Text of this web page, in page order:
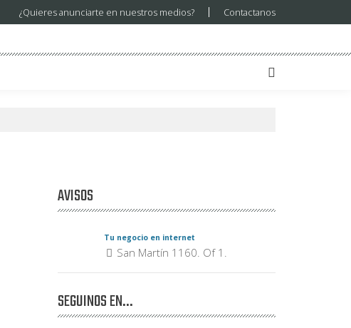
¿Quieres anunciarte en nuestros medios? Contactanos
AVISOS
Tu negocio en internet
San Martín 1160. Of 1.
SEGUINOS EN…